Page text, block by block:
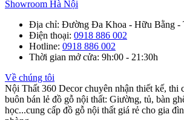
Showroom Hà Nội
Địa chỉ: Đường Đa Khoa - Hữu Bằng -
Điện thoại: 0918 886 002
Hotline: 0918 886 002
Thời gian mở cửa: 9h:00 - 21:30h
Về chúng tôi
Nội Thất 360 Decor chuyên nhận thiết kế, thi
buôn bán lẻ đồ gỗ nội thất: Giường, tủ, bàn
học...cung cấp đồ gỗ nội thất giá rẻ cho gia